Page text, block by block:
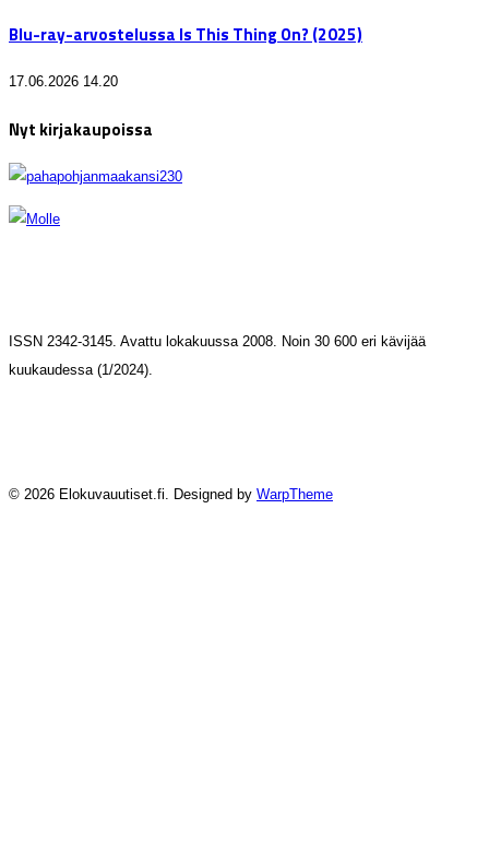
Blu-ray-arvostelussa Is This Thing On? (2025)
17.06.2026 14.20
Nyt kirjakaupoissa
ISSN 2342-3145. Avattu lokakuussa 2008. Noin 30 600 eri kävijää
kuukaudessa (1/2024).
© 2026 Elokuvauutiset.fi. Designed by WarpTheme